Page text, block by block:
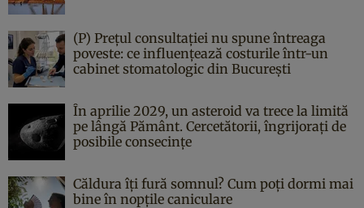
(P) Prețul consultației nu spune întreaga
poveste: ce influențează costurile într-un
cabinet stomatologic din București
În aprilie 2029, un asteroid va trece la limită
pe lângă Pământ. Cercetătorii, îngrijorați de
posibile consecințe
Căldura îți fură somnul? Cum poți dormi mai
bine în nopțile caniculare